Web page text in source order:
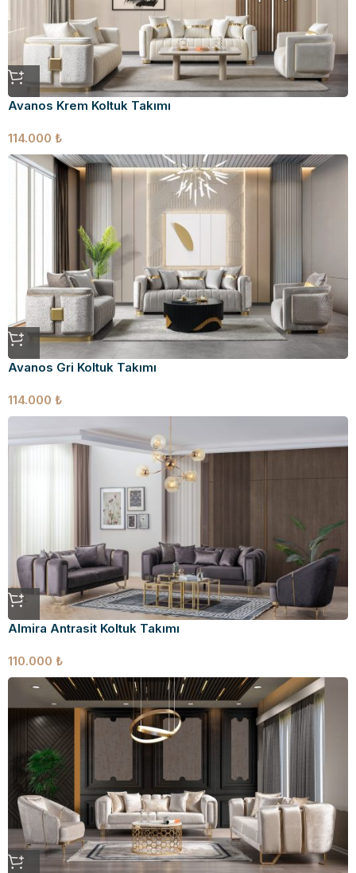
Avanos Krem Koltuk Takımı
114.000 ₺
Avanos Gri Koltuk Takımı
114.000 ₺
Almira Antrasit Koltuk Takımı
110.000 ₺